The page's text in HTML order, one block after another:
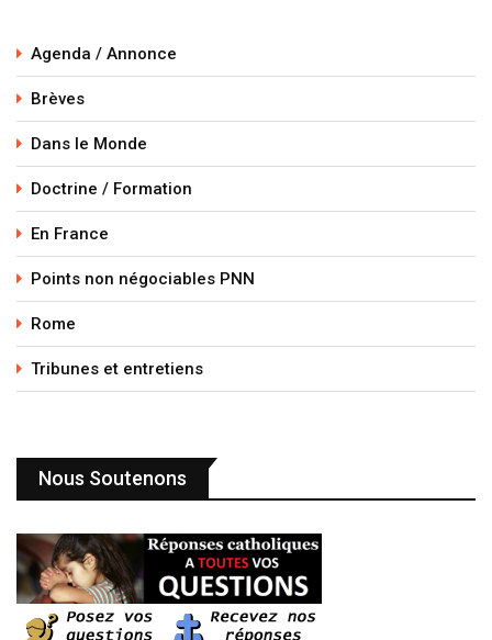
Agenda / Annonce
Brèves
Dans le Monde
Doctrine / Formation
En France
Points non négociables PNN
Rome
Tribunes et entretiens
Nous Soutenons